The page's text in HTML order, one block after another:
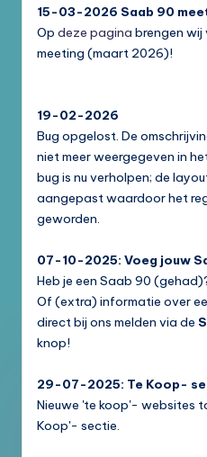
15-03-2026 Saab 90
Op deze pagina brengen wij
meeting (maart 2026)!
19-02-2026
Bug opgelost. De
niet meer weergegeven in
bug is nu verholpen; de
aangepast waardoor het
geworden.
07-10-2025: Voeg jouw
Heb je een Saab 90
Of (extra) informatie over
direct bij ons melden via de
knop!
29-07-2025: Te Koop-
Nieuwe 'te koop'- websites
Koop'- sectie.